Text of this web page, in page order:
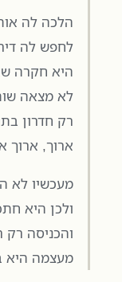
הלכה לה
לחפש לה
היא חקרה
לא מצאה
רק חדרון
ארוך, ארוך
מעכשיו לא
ולכן היא
והכניסה
מעצמה היא